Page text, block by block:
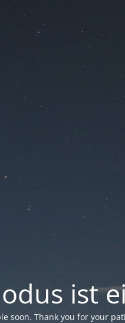
ist
soon. Thank you for your